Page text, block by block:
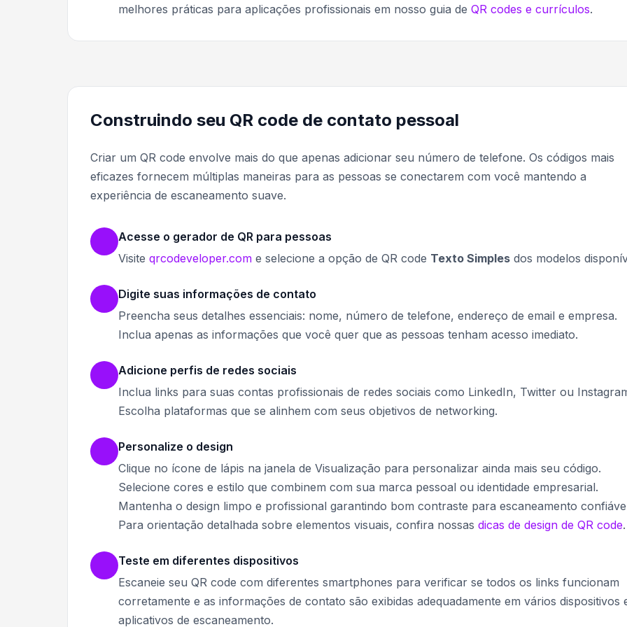
melhores práticas para aplicações profissionais em nosso guia de QR codes e currículos.
Construindo seu QR code de contato pessoal
Criar um QR code envolve mais do que apenas adicionar seu número de telefone. Os códigos mais
eficazes fornecem múltiplas maneiras para as pessoas se conectarem com você mantendo a
experiência de escaneamento suave.
Acesse o gerador de QR para pessoas
Visite qrcodeveloper.com e selecione a opção de QR code Texto Simples dos modelos
Digite suas informações de contato
Preencha seus detalhes essenciais: nome, número de telefone, endereço de email e empresa.
Inclua apenas as informações que você quer que as pessoas tenham acesso imediato.
Adicione perfis de redes sociais
Inclua links para suas contas profissionais de redes sociais como LinkedIn, Twitter ou
Escolha plataformas que se alinhem com seus objetivos de networking.
Personalize o design
Clique no ícone de lápis na janela de Visualização para personalizar ainda mais seu código.
Selecione cores e estilo que combinem com sua marca pessoal ou identidade empresarial.
Mantenha o design limpo e profissional garantindo bom contraste para escaneamento
Para orientação detalhada sobre elementos visuais, confira nossas dicas de design de QR code.
Teste em diferentes dispositivos
Escaneie seu QR code com diferentes smartphones para verificar se todos os links funcionam
corretamente e as informações de contato são exibidas adequadamente em vários dispositivos
aplicativos de escaneamento.